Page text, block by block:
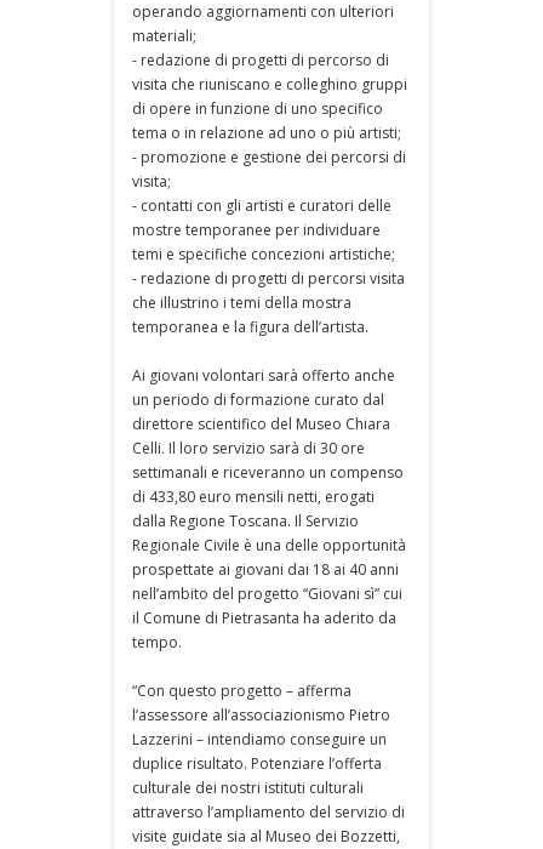
operando aggiornamenti con ulteriori
materiali;
- redazione di progetti di percorso di
visita che riuniscano e colleghino gruppi
di opere in funzione di uno specifico
tema o in relazione ad uno o più artisti;
- promozione e gestione dei percorsi di
visita;
- contatti con gli artisti e curatori delle
mostre temporanee per individuare
temi e specifiche concezioni artistiche;
- redazione di progetti di percorsi visita
che illustrino i temi della mostra
temporanea e la figura dell’artista.
Ai giovani volontari sarà offerto anche
un periodo di formazione curato dal
direttore scientifico del Museo Chiara
Celli. Il loro servizio sarà di 30 ore
settimanali e riceveranno un compenso
di 433,80 euro mensili netti, erogati
dalla Regione Toscana. Il Servizio
Regionale Civile è una delle opportunità
prospettate ai giovani dai 18 ai 40 anni
nell’ambito del progetto “Giovani sì” cui
il Comune di Pietrasanta ha aderito da
tempo.
“Con questo progetto – afferma
l’assessore all’associazionismo Pietro
Lazzerini – intendiamo conseguire un
duplice risultato. Potenziare l’offerta
culturale dei nostri istituti culturali
attraverso l’ampliamento del servizio di
visite guidate sia al Museo dei Bozzetti,